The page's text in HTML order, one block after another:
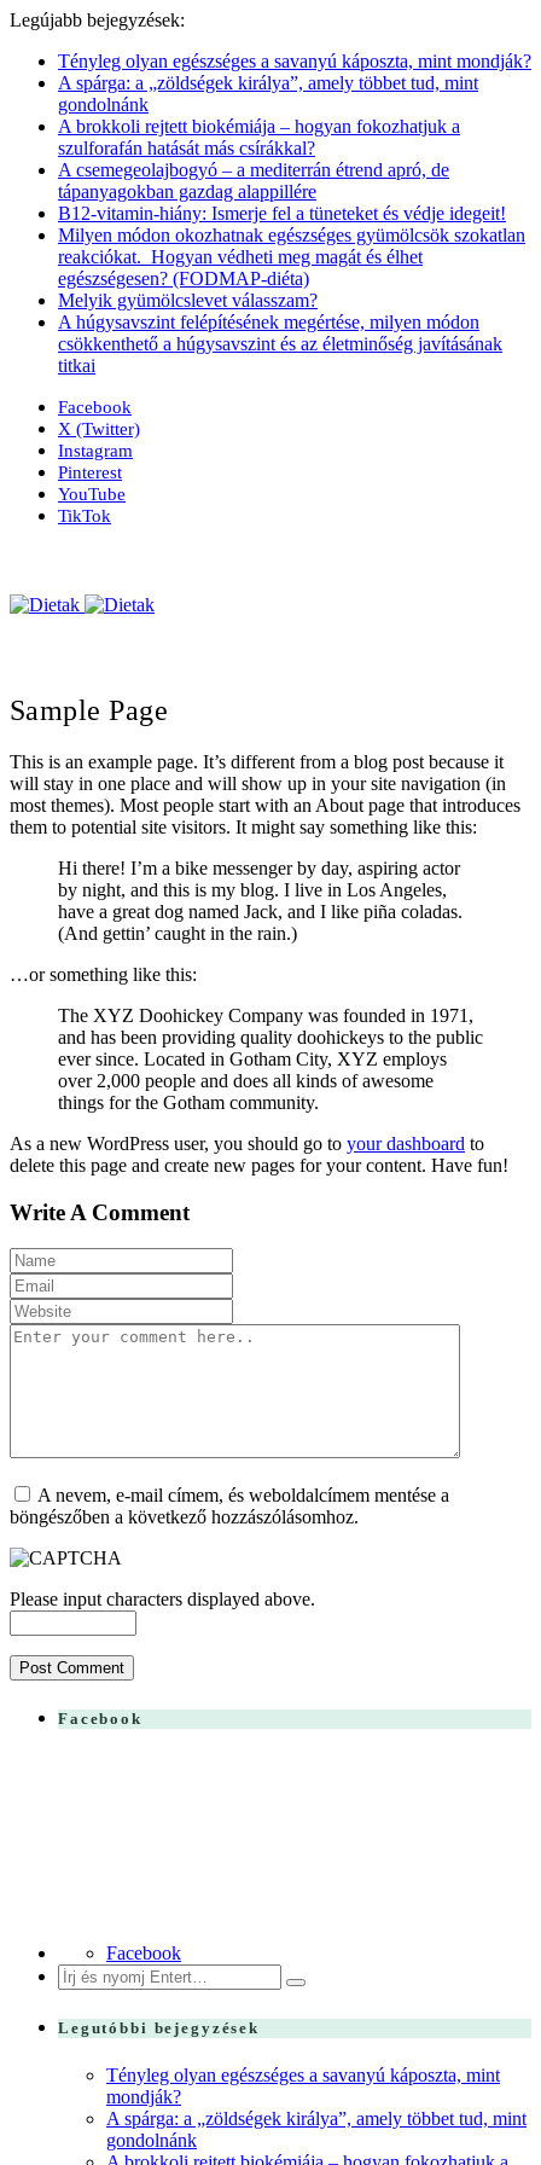
Legújabb bejegyzések:
Tényleg olyan egészséges a savanyú káposzta, mint mondják?
A spárga: a „zöldségek királya”, amely többet tud, mint
gondolnánk
A brokkoli rejtett biokémiája – hogyan fokozhatjuk a
szulforafán hatását más csírákkal?
A csemegeolajbogyó – a mediterrán étrend apró, de
tápanyagokban gazdag alappillére
B12-vitamin-hiány: Ismerje fel a tüneteket és védje idegeit!
Milyen módon okozhatnak egészséges gyümölcsök szokatlan
reakciókat. Hogyan védheti meg magát és élhet
egészségesen? (FODMAP-diéta)
Melyik gyümölcslevet válasszam?
A húgysavszint felépítésének megértése, milyen módon
csökkenthető a húgysavszint és az életminőség javításának
titkai
Facebook
X (Twitter)
Instagram
Pinterest
YouTube
TikTok
Sample Page
This is an example page. It’s different from a blog post because it
will stay in one place and will show up in your site navigation (in
most themes). Most people start with an About page that introduces
them to potential site visitors. It might say something like this:
Hi there! I’m a bike messenger by day, aspiring actor
by night, and this is my blog. I live in Los Angeles,
have a great dog named Jack, and I like piña coladas.
(And gettin’ caught in the rain.)
…or something like this:
The XYZ Doohickey Company was founded in 1971,
and has been providing quality doohickeys to the public
ever since. Located in Gotham City, XYZ employs
over 2,000 people and does all kinds of awesome
things for the Gotham community.
As a new WordPress user, you should go to your dashboard to
delete this page and create new pages for your content. Have fun!
Write A Comment
A nevem, e-mail címem, és weboldalcímem mentése a
böngészőben a következő hozzászólásomhoz.
Please input characters displayed above.
Facebook
Facebook
Search
for:
Legutóbbi bejegyzések
Tényleg olyan egészséges a savanyú káposzta, mint
mondják?
A spárga: a „zöldségek királya”, amely többet tud, mint
gondolnánk